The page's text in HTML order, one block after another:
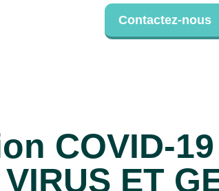
Contactez-nous
COVID-
ET